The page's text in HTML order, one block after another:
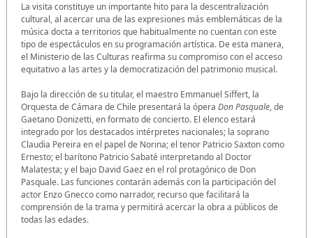
La visita constituye un importante hito para la descentralización
cultural, al acercar una de las expresiones más emblemáticas de la
música docta a territorios que habitualmente no cuentan con este
tipo de espectáculos en su programación artística. De esta manera,
el Ministerio de las Culturas reafirma su compromiso con el acceso
equitativo a las artes y la democratización del patrimonio musical.
Bajo la dirección de su titular, el maestro Emmanuel Siffert, la
Orquesta de Cámara de Chile presentará la ópera Don Pasquale, de
Gaetano Donizetti, en formato de concierto. El elenco estará
integrado por los destacados intérpretes nacionales; la soprano
Claudia Pereira en el papel de Norina; el tenor Patricio Saxton como
Ernesto; el barítono Patricio Sabaté interpretando al Doctor
Malatesta; y el bajo David Gaez en el rol protagónico de Don
Pasquale. Las funciones contarán además con la participación del
actor Enzo Gnecco como narrador, recurso que facilitará la
comprensión de la trama y permitirá acercar la obra a públicos de
todas las edades.